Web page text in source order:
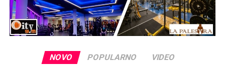
Drugim riječima, i najmanja pogreška u početnim
podacima, primjerice razlika od samo 0,1 Celzijeva
Da je sustav linearan, prognoza bi mogla ostati potpuno
NOVO POPULARNO VIDEO